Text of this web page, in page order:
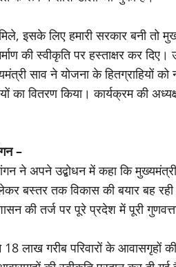
इसके लिए हमारी सरकार बनी तो
की स्वीकृति पर हस्ताक्षर कर दिए।
साव ने योजना के हितग्राहियों
का वितरण किया। कार्यक्रम की
–
ने अपने उद्बोधन में कहा कि मुख्यमंत्री
बस्तर तक विकास की बयार बह
की तर्ज पर पूरे प्रदेश में पूरी
लाख गरीब परिवारों के आवासगृहों